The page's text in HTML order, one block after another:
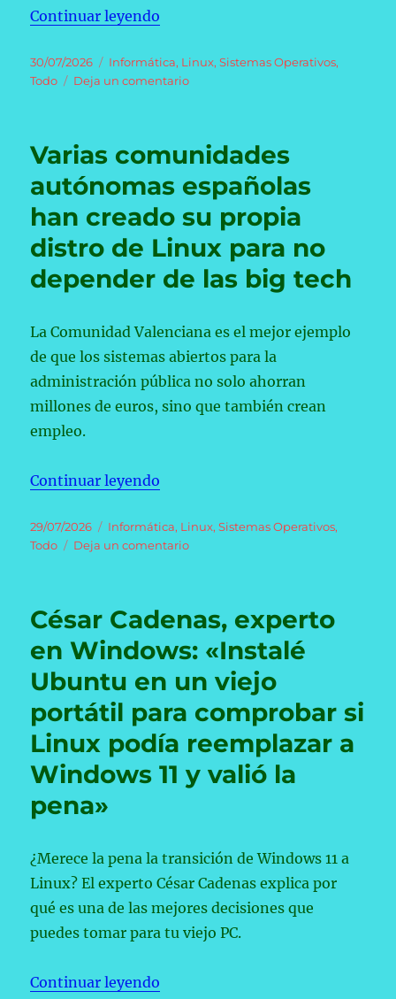
Continuar leyendo
Publicado
el
30/07/2026 Categorías
Informática, Linux,Sistemas Operativos,
Todo
Deja un comentarioen
de
lo
deja
claro:
“La
es
no
os
gusta,
crear
Varias comunidades
autónomas españolas
han creado su propia
distro de Linux para no
depender de las big tech
La Comunidad Valenciana es el mejor ejemplo
de que los sistemas abiertos para la
administración pública no solo ahorran
millones de euros, sino que también crean
empleo.
Continuar leyendo
Publicado
el
29/07/2026 Categorías
Informática, Linux,Sistemas Operativos,
Todo
Deja un comentarioen
españolas
creado
su
propia
distro
Linux
para
no
big
tech
César Cadenas, experto
en Windows: «Instalé
Ubuntu en un viejo
portátil para comprobar si
Linux podía reemplazar a
Windows 11 y valió la
pena»
¿Merece la pena la transición de Windows 11 a
Linux? El experto César Cadenas explica por
qué es una de las mejores decisiones que
puedes tomar para tu viejo PC.
Continuar leyendo